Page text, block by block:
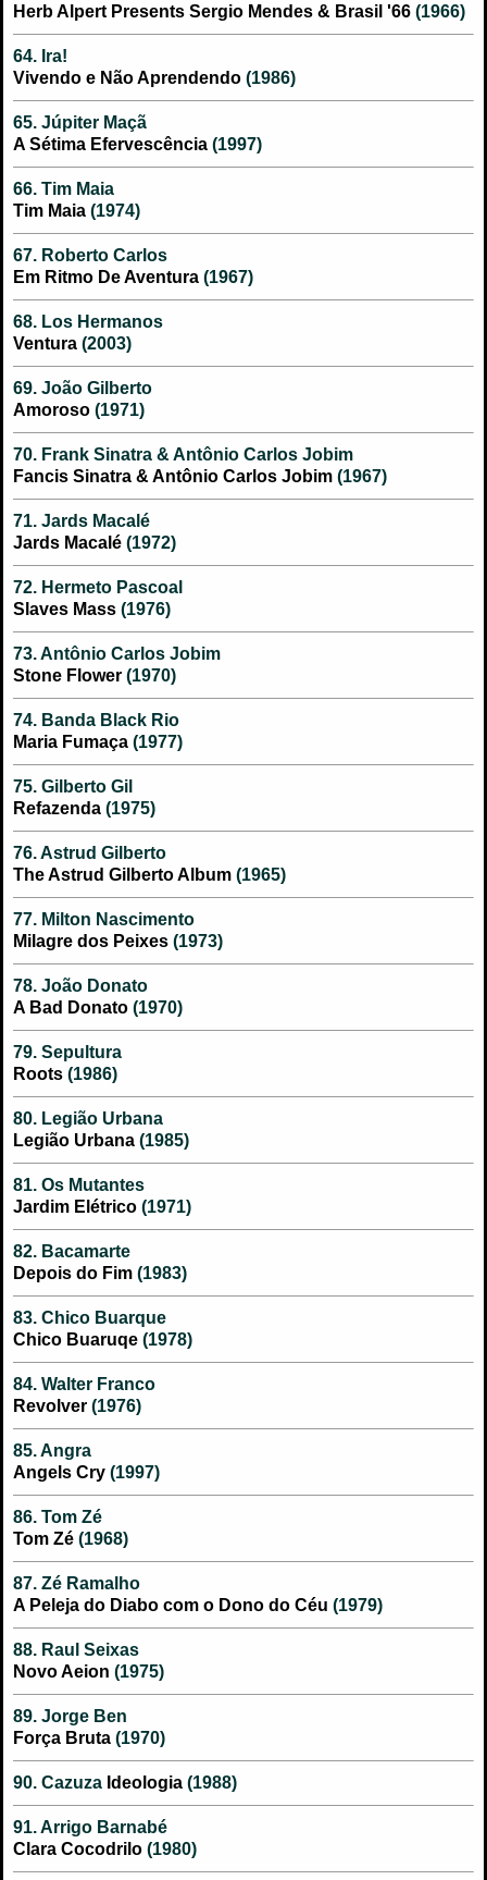
Herb Alpert Presents Sergio Mendes & Brasil '66 (1966)
64. Ira!
Vivendo e Não Aprendendo (1986)
65. Júpiter Maçã
A Sétima Efervescência (1997)
66. Tim Maia
Tim Maia (1974)
67. Roberto Carlos
Em Ritmo De Aventura (1967)
68. Los Hermanos
Ventura (2003)
69. João Gilberto
Amoroso (1971)
70. Frank Sinatra & Antônio Carlos Jobim
Fancis Sinatra & Antônio Carlos Jobim (1967)
71. Jards Macalé
Jards Macalé (1972)
72. Hermeto Pascoal
Slaves Mass (1976)
73. Antônio Carlos Jobim
Stone Flower (1970)
74. Banda Black Rio
Maria Fumaça (1977)
75. Gilberto Gil
Refazenda (1975)
76. Astrud Gilberto
The Astrud Gilberto Album (1965)
77. Milton Nascimento
Milagre dos Peixes (1973)
78. João Donato
A Bad Donato (1970)
79. Sepultura
Roots (1986)
80. Legião Urbana
Legião Urbana (1985)
81. Os Mutantes
Jardim Elétrico (1971)
82. Bacamarte
Depois do Fim (1983)
83. Chico Buarque
Chico Buaruqe (1978)
84. Walter Franco
Revolver (1976)
85. Angra
Angels Cry (1997)
86. Tom Zé
Tom Zé (1968)
87. Zé Ramalho
A Peleja do Diabo com o Dono do Céu (1979)
88. Raul Seixas
Novo Aeion (1975)
89. Jorge Ben
Força Bruta (1970)
90. Cazuza Ideologia (1988)
91. Arrigo Barnabé
Clara Cocodrilo (1980)